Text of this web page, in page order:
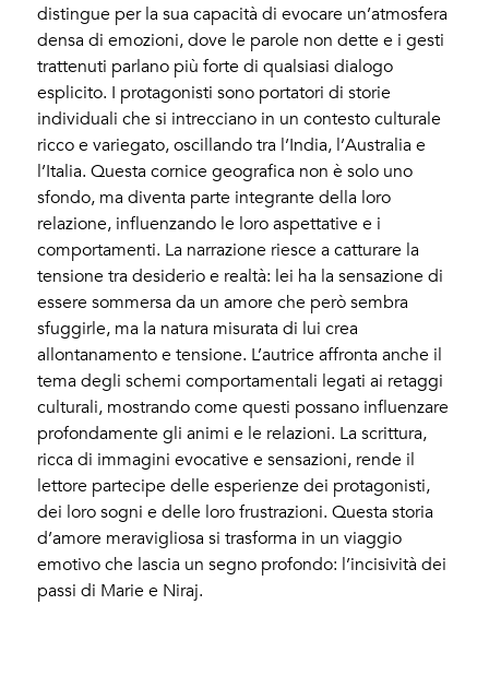
distingue per la sua capacità di evocare un’atmosfera
densa di emozioni, dove le parole non dette e i gesti
trattenuti parlano più forte di qualsiasi dialogo
esplicito. I protagonisti sono portatori di storie
individuali che si intrecciano in un contesto culturale
ricco e variegato, oscillando tra l’India, l’Australia e
l’Italia. Questa cornice geografica non è solo uno
sfondo, ma diventa parte integrante della loro
relazione, influenzando le loro aspettative e i
comportamenti. La narrazione riesce a catturare la
tensione tra desiderio e realtà: lei ha la sensazione di
essere sommersa da un amore che però sembra
sfuggirle, ma la natura misurata di lui crea
allontanamento e tensione. L’autrice affronta anche il
tema degli schemi comportamentali legati ai retaggi
culturali, mostrando come questi possano influenzare
profondamente gli animi e le relazioni. La scrittura,
ricca di immagini evocative e sensazioni, rende il
lettore partecipe delle esperienze dei protagonisti,
dei loro sogni e delle loro frustrazioni. Questa storia
d’amore meravigliosa si trasforma in un viaggio
emotivo che lascia un segno profondo: l’incisività dei
passi di Marie e Niraj.